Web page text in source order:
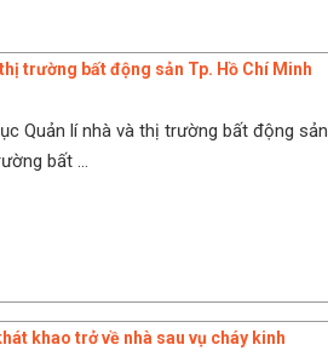
trường bất động sản Tp. Hồ Chí Minh
Quản lí nhà và thị trường bất động sản
bất ...
khao trở về nhà sau vụ cháy kinh